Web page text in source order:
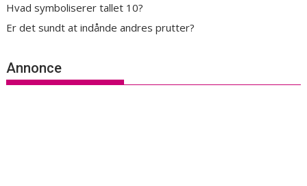
Hvad symboliserer tallet 10?
Er det sundt at indånde andres prutter?
Annonce